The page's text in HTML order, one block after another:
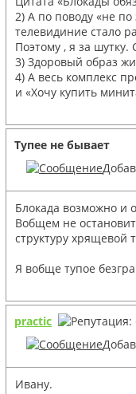
2) А по поводу «не
телевидиние стало
Поэтому , я за
3) Здоровый образ
4) А весь комплекс
и «Хочу купить
Тупее не бывает
Блокада возможно и
Вобщем не
структуру хрящевой
Я вобще тупое
practic
Ивану.